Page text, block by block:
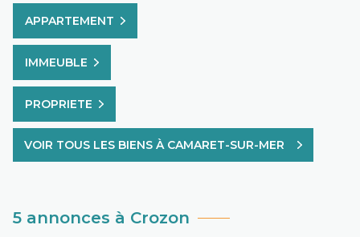
APPARTEMENT
IMMEUBLE
PROPRIETE
VOIR TOUS LES BIENS À CAMARET-SUR-MER
5 annonces à Crozon